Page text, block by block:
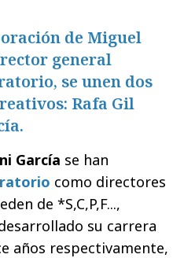
de Miguel
general
se unen dos
Rafa Gil
García se han
como directores
de *S,C,P,F...,
su carrera
años respectivamente,